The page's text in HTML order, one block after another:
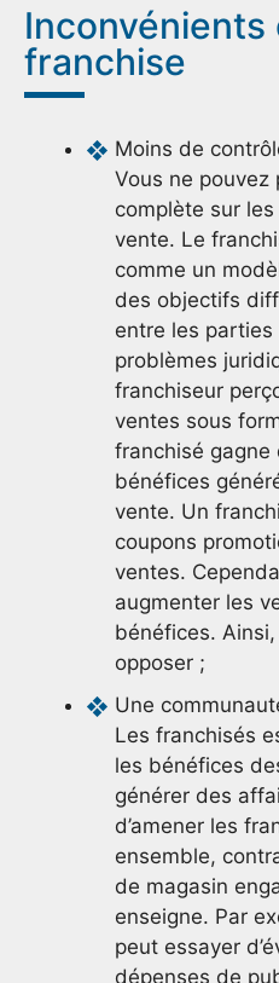
Inconvénients
franchise
Moins de
Vous ne pouvez
complète sur
vente. Le
comme un
des objectifs
entre les
problèmes
franchiseur
ventes sous
franchisé gagne
bénéfices
vente. Un
coupons
ventes.
augmenter les
bénéfices.
opposer ;
Une
Les franchisés
les bénéfices
générer des
d’amener les
ensemble,
de magasin
enseigne. Par
peut essayer
dépenses de